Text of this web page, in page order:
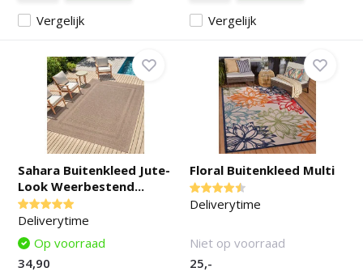
Vergelijk Vergelijk
Sahara Buitenkleed Jute-
Look Weerbestend...
Deliverytime
Op voorraad
34,90
Floral Buitenkleed Multi
Deliverytime
Niet op voorraad
25,-